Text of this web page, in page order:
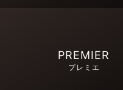
PREMIER
プレミエ